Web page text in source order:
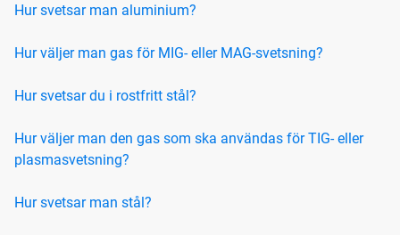
Hur svetsar man aluminium?
Hur väljer man gas för MIG- eller MAG-svetsning?
Hur svetsar du i rostfritt stål?
Hur väljer man den gas som ska användas för TIG- eller
plasmasvetsning?
Hur svetsar man stål?